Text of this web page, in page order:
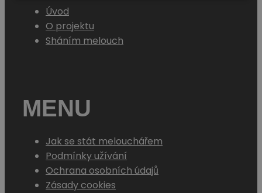
Úvod
O projektu
Sháním melouch
MENU
Jak se stát melouchářem
Podmínky užívání
Ochrana osobních údajů
Zásady cookies